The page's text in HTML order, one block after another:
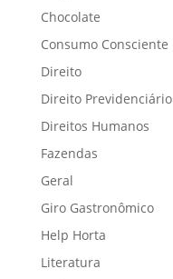
Chocolate
Consumo Consciente
Direito
Direito Previdenciário
Direitos Humanos
Fazendas
Geral
Giro Gastronômico
Help Horta
Literatura